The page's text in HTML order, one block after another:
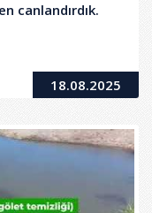
canlandırdık.
18.08.2025